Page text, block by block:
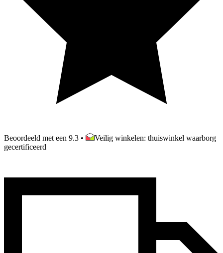
Beoordeeld met een 9.3 •
Veilig winkelen: thuiswinkel waarborg
gecertificeerd